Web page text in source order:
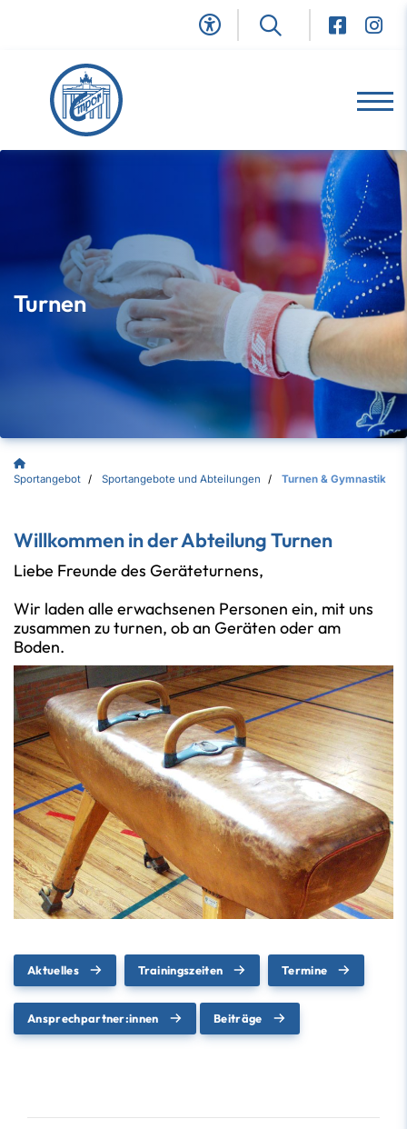
Turnen
Sportangebot Sportangebote und Abteilungen Turnen & Gymnastik
Willkommen in der Abteilung Turnen
Liebe Freunde des Geräteturnens,
Wir laden alle erwachsenen Personen ein, mit uns
zusammen zu turnen, ob an Geräten oder am
Boden.
Aktuelles Trainingszeiten Termine
Ansprechpartner:innen Beiträge